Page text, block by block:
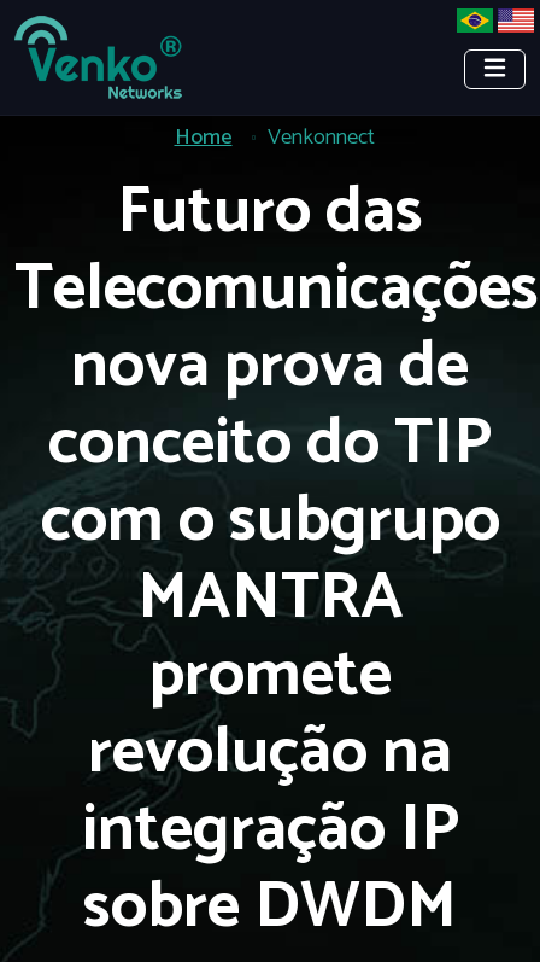
Home Venkonnect
Futuro das
nova prova de
conceito do TIP
com o subgrupo
MANTRA
promete
revolução na
integração IP
sobre DWDM